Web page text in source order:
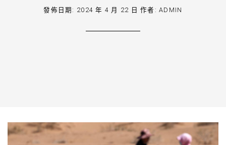
發佈日期: 2024 年 4 月 22 日 作者:ADMIN